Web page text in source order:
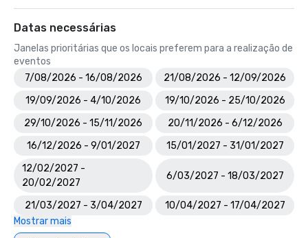
Datas necessárias
Janelas prioritárias que os locais preferem para a realização de
eventos
7/08/2026 - 16/08/2026
21/08/2026 - 12/09/2026
19/09/2026 - 4/10/2026
19/10/2026 - 25/10/2026
29/10/2026 - 15/11/2026
20/11/2026 - 6/12/2026
16/12/2026 - 9/01/2027
15/01/2027 - 31/01/2027
12/02/2027 -
20/02/2027
6/03/2027 - 18/03/2027
21/03/2027 - 3/04/2027
10/04/2027 - 17/04/2027
Mostrar mais